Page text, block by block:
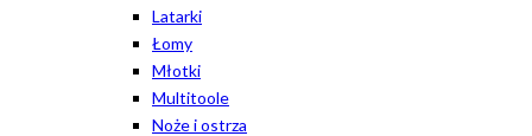
Latarki
Łomy
Młotki
Multitoole
Noże i ostrza